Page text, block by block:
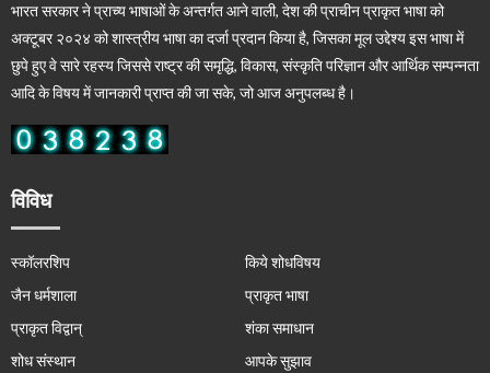
भारत सरकार ने प्राच्य भाषाओं के अन्तर्गत आने वाली, देश की प्राचीन प्राकृत भाषा को
अक्टूबर २०२४ को शास्त्रीय भाषा का दर्जा प्रदान किया है, जिसका मूल उद्देश्य इस भाषा में
छुपे हुए वे सारे रहस्य जिससे राष्ट्र की समृद्धि, विकास, संस्कृति परिज्ञान और आर्थिक सम्पन्नता
आदि के विषय में जानकारी प्राप्त की जा सके, जो आज अनुपलब्ध है।
विविध
स्कॉलरशिप
जैन धर्मशाला
प्राकृत विद्वान्
शोध संस्थान
किये शोधविषय
प्राकृत भाषा
शंका समाधान
आपके सुझाव